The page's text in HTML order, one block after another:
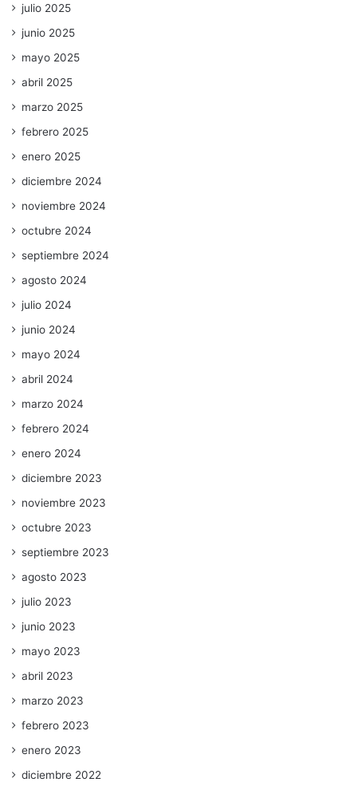
julio 2025
junio 2025
mayo 2025
abril 2025
marzo 2025
febrero 2025
enero 2025
diciembre 2024
noviembre 2024
octubre 2024
septiembre 2024
agosto 2024
julio 2024
junio 2024
mayo 2024
abril 2024
marzo 2024
febrero 2024
enero 2024
diciembre 2023
noviembre 2023
octubre 2023
septiembre 2023
agosto 2023
julio 2023
junio 2023
mayo 2023
abril 2023
marzo 2023
febrero 2023
enero 2023
diciembre 2022